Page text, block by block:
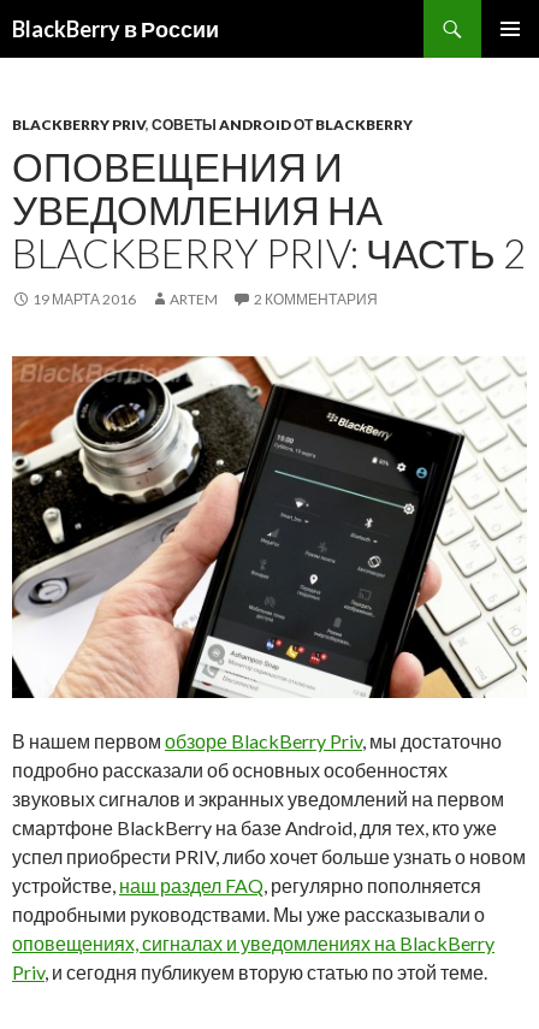
BlackBerry в России
BLACKBERRY PRIV, СОВЕТЫ ANDROID ОТ BLACKBERRY
ОПОВЕЩЕНИЯ И
УВЕДОМЛЕНИЯ НА
BLACKBERRY PRIV: ЧАСТЬ 2
19 МАРТА 2016 ARTEM 2 КОММЕНТАРИЯ
В нашем первом обзоре BlackBerry Priv, мы достаточно
подробно рассказали об основных особенностях
звуковых сигналов и экранных уведомлений на первом
смартфоне BlackBerry на базе Android, для тех, кто уже
успел приобрести PRIV, либо хочет больше узнать о новом
устройстве, наш раздел FAQ, регулярно пополняется
подробными руководствами. Мы уже рассказывали о
оповещениях, сигналах и уведомлениях на BlackBerry
Priv, и сегодня публикуем вторую статью по этой теме.